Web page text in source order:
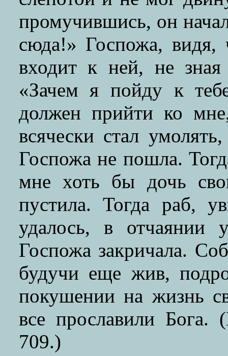
промучившись, он
сюда!» Госпожа, видя,
входит к ней, не зная
«Зачем я пойду к
должен прийти ко
всячески стал
Госпожа не пошла.
мне хоть бы дочь
пустила. Тогда раб,
удалось, в отчаянии
Госпожа закричала.
будучи еще жив,
покушении на жизнь
все прославили
709.)